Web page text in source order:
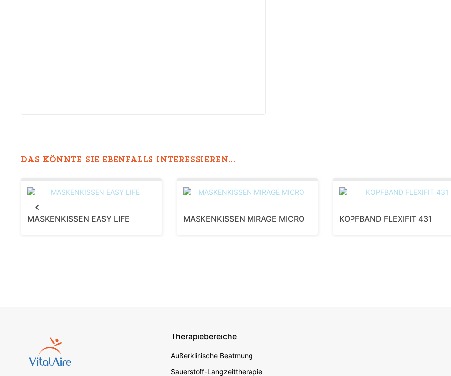
DAS KÖNNTE SIE EBENFALLS INTERESSIEREN...
MASKENKISSEN EASY LIFE MASKENKISSEN MIRAGE MICRO KOPFBAND FLEXIFIT 431
Footer secondary
Therapiebereiche
Außerklinische Beatmung
Sauerstoff-Langzeittherapie